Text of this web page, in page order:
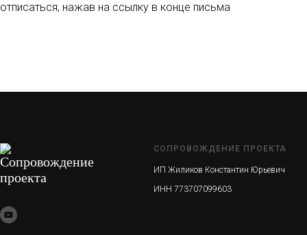
отписаться, нажав на ссылку в конце письма
СОПРОВОЖДЕНИЕ ПРОЕКТА
ИП Жиликов Константин Юрьевич
ИНН 773707099603